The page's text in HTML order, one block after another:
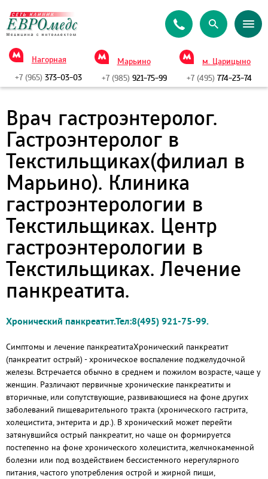
Нагорная
+7 (965) 373-03-03
Марьино
+7 (985)921-75-99
м. Царицыно
+7 (495) 774-23-74
Врач гастроэнтеролог.
Гастроэнтеролог в
Текстильщиках(филиал в
Марьино). Клиника
гастроэнтерологии в
Текстильщиках. Центр
гастроэнтерологии в
Текстильщиках. Лечение
панкреатита.
Хронический панкреатит.Тел:8(495) 921-75-99.
Симптомы и лечение панкреатитаХронический панкреатит
(панкреатит острый) - хроническое воспаление поджелудочной
железы. Встречается обычно в среднем и пожилом возрасте, чаще у
женщин. Различают первичные хронические панкреатиты и
вторичные, или сопутствующие, развивающиеся на фоне других
заболеваний пищеварительного тракта (хронического гастрита,
холецистита, энтерита и др.). В хронический может перейти
затянувшийся острый панкреатит, но чаще он формируется
постепенно на фоне хронического холецистита, желчнокаменной
болезни или под воздействием бессистемного нерегулярного
питания, частого употребления острой и жирной пищи,